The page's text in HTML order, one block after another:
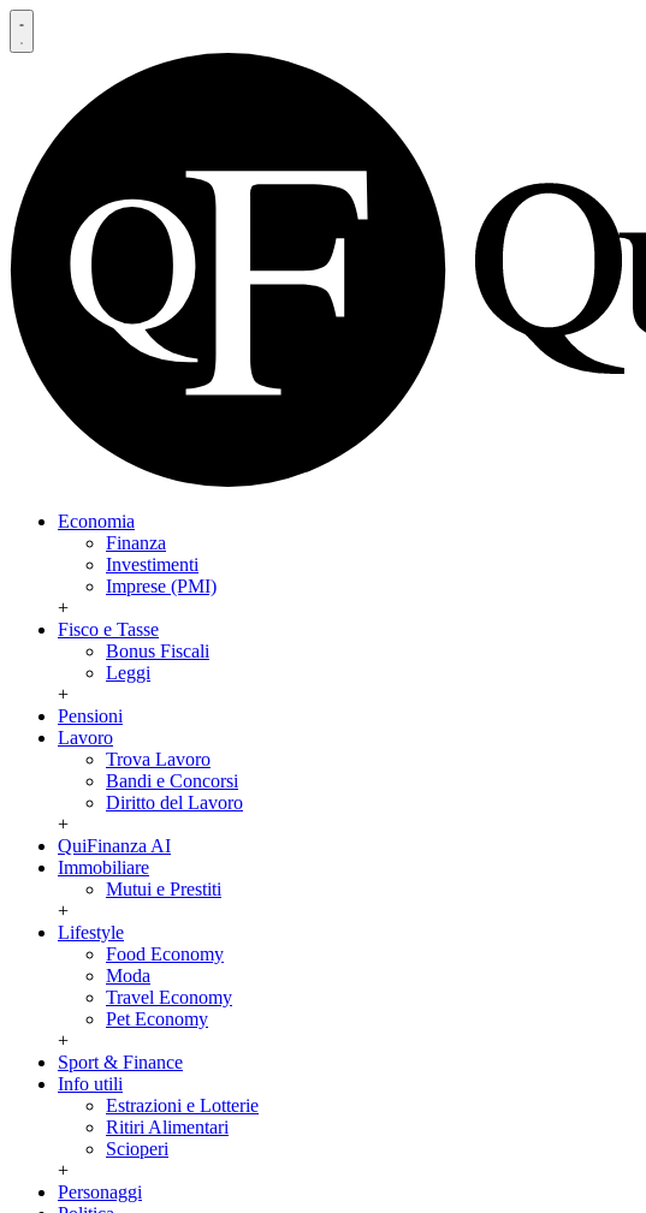
Economia
Finanza
Investimenti
Imprese (PMI)
+
Fisco e Tasse
Bonus Fiscali
Leggi
+
Pensioni
Lavoro
Trova Lavoro
Bandi e Concorsi
Diritto del Lavoro
+
QuiFinanza AI
Immobiliare
Mutui e Prestiti
+
Lifestyle
Food Economy
Moda
Travel Economy
Pet Economy
+
Sport & Finance
Info utili
Estrazioni e Lotterie
Ritiri Alimentari
Scioperi
+
Personaggi